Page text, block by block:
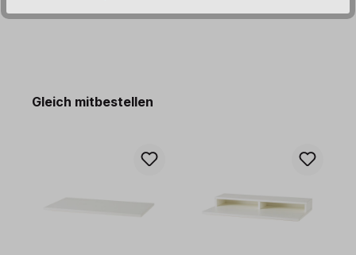
Produktgalerie überspringen
Gleich mitbestellen